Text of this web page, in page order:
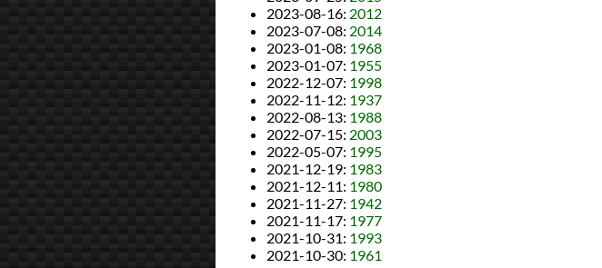
2023-08-16: 2012
2023-07-08: 2014
2023-01-08: 1968
2023-01-07: 1955
2022-12-07: 1998
2022-11-12: 1937
2022-08-13: 1988
2022-07-15: 2003
2022-05-07: 1995
2021-12-19: 1983
2021-12-11: 1980
2021-11-27: 1942
2021-11-17: 1977
2021-10-31: 1993
2021-10-30: 1961